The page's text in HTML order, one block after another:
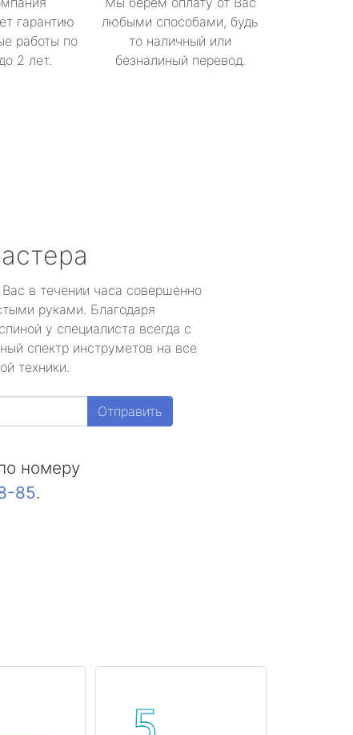
гарантию
работы по
2 лет.
любыми способами, будь
то наличный или
безналиный перевод.
в течении часа совершенно
руками. Благодаря
у специалиста всегда с
спектр инструметов на все
техники.
Отправить
номеру
85.